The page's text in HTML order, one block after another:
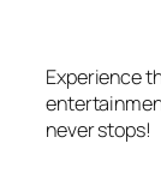
Experience
never stops!